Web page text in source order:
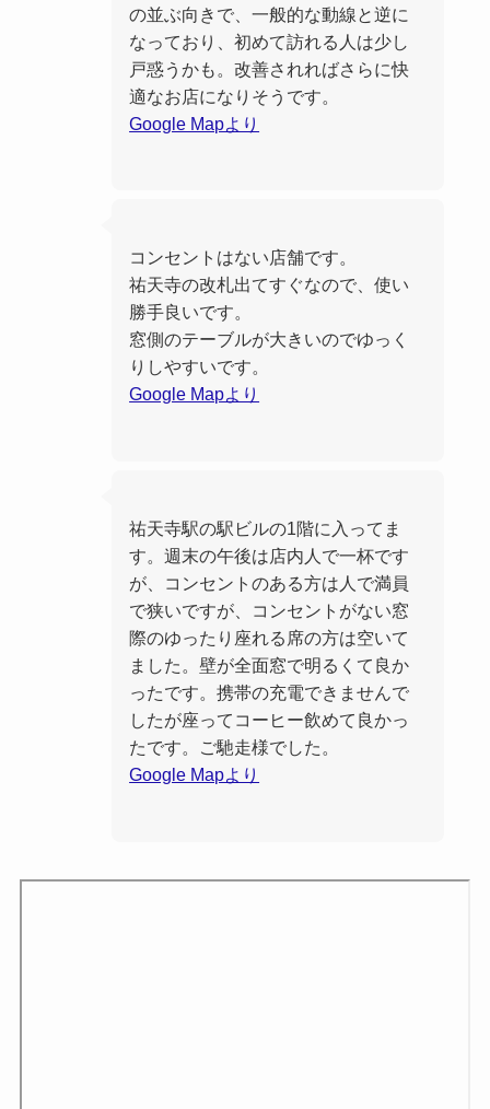
の並ぶ向きで、一般的な動線と逆に
なっており、初めて訪れる人は少し
戸惑うかも。改善されればさらに快
適なお店になりそうです。
Google Mapより
コンセントはない店舗です。
祐天寺の改札出てすぐなので、使い
勝手良いです。
窓側のテーブルが大きいのでゆっく
りしやすいです。
Google Mapより
祐天寺駅の駅ビルの1階に入ってま
す。週末の午後は店内人で一杯です
が、コンセントのある方は人で満員
で狭いですが、コンセントがない窓
際のゆったり座れる席の方は空いて
ました。壁が全面窓で明るくて良か
ったです。携帯の充電できませんで
したが座ってコーヒー飲めて良かっ
たです。ご馳走様でした。
Google Mapより